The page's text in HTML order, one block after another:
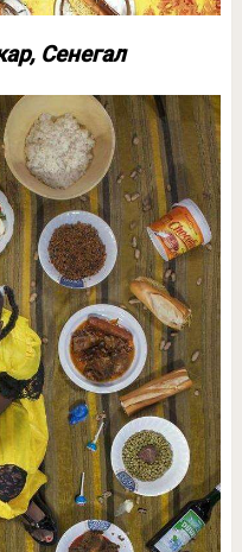
Сенегал